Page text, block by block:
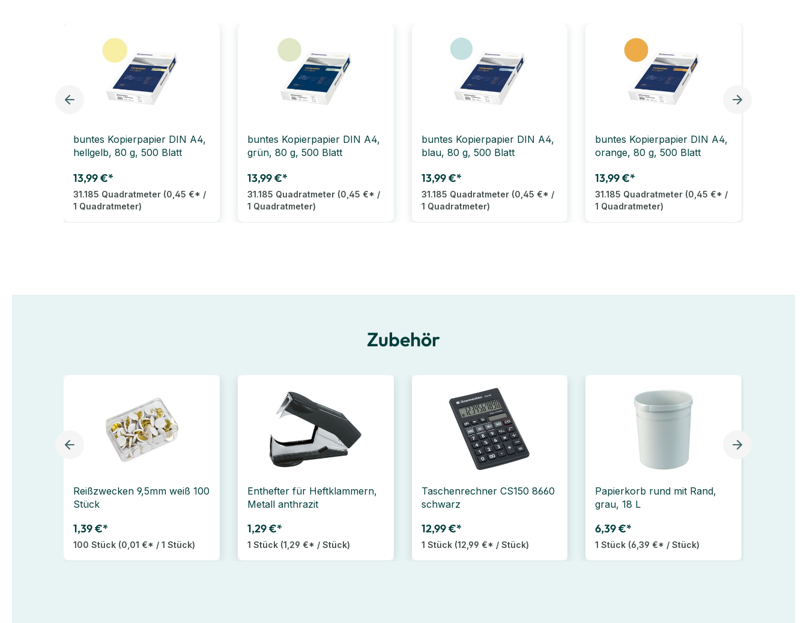
buntes Kopierpapier DIN A4,
hellgelb, 80 g, 500 Blatt
13,99 €*
31.185 Quadratmeter (0,45 €* /
1 Quadratmeter)
buntes Kopierpapier DIN A4,
grün, 80 g, 500 Blatt
13,99 €*
31.185 Quadratmeter (0,45 €* /
1 Quadratmeter)
buntes Kopierpapier DIN A4,
blau, 80 g, 500 Blatt
13,99 €*
31.185 Quadratmeter (0,45 €* /
1 Quadratmeter)
buntes Kopierpapier DIN A4,
orange, 80 g, 500 Blatt
13,99 €*
31.185 Quadratmeter (0,45 €* /
1 Quadratmeter)
Zubehör
Reißzwecken 9,5mm weiß 100
Stück
1,39 €*
100 Stück (0,01 €* / 1 Stück)
Enthefter für Heftklammern,
Metall anthrazit
1,29 €*
1 Stück (1,29 €* / Stück)
Taschenrechner CS150 8660
schwarz
12,99 €*
1 Stück (12,99 €* / Stück)
Papierkorb rund mit Rand,
grau, 18 L
6,39 €*
1 Stück (6,39 €* / Stück)